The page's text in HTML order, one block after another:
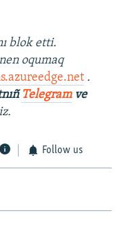
blok etti.
oqumaq
.
Telegramve
Follow us